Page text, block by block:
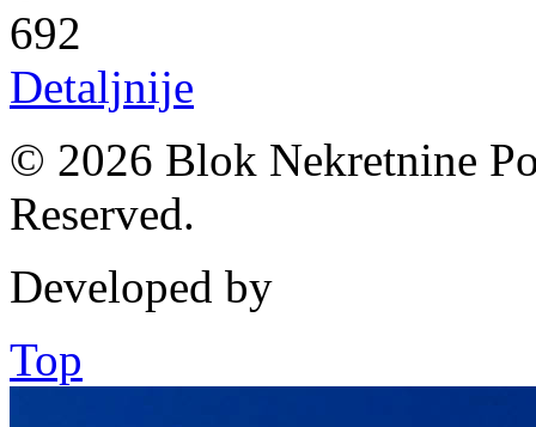
692
Detaljnije
© 2026 Blok Nekretnine
Reserved.
Developed by
Top